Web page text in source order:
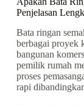
Penjelasan
Bata ringan
berbagai proyek
bangunan
pemilik rumah
proses
rapi